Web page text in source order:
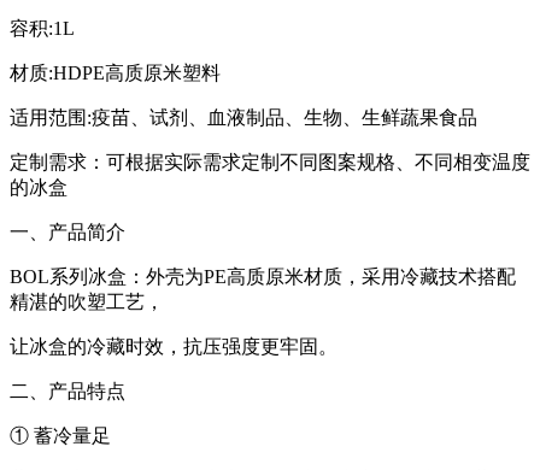
容积:1L
材质:HDPE高质原米塑料
适用范围 :疫苗、试剂、血液制品、生物、生鲜蔬果食品
定制需求：可根据实际需求定制不同图案规格、不同相变温度
的冰盒
一、产品简介
BOL系列冰盒：外壳为PE高质原米材质，采用冷藏技术搭配
精湛的吹塑工艺，
让冰盒的冷藏时效，抗压强度更牢固。
二、产品特点
① 蓄冷量足